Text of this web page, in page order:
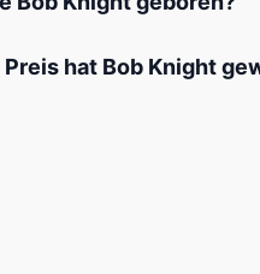
hat Bob Knight